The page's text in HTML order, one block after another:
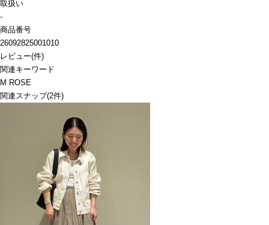
取扱い
-
商品番号
26092825001010
レビュー(件)
関連キーワード
M ROSE
関連スナップ(2件)